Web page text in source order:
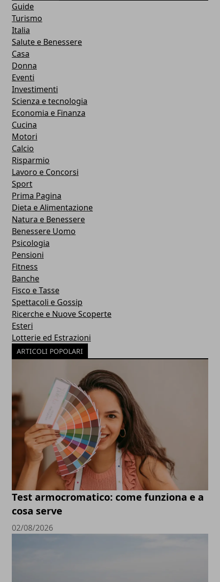
Guide
Turismo
Italia
Salute e Benessere
Casa
Donna
Eventi
Investimenti
Scienza e tecnologia
Economia e Finanza
Cucina
Motori
Calcio
Risparmio
Lavoro e Concorsi
Sport
Prima Pagina
Dieta e Alimentazione
Natura e Benessere
Benessere Uomo
Psicologia
Pensioni
Fitness
Banche
Fisco e Tasse
Spettacoli e Gossip
Ricerche e Nuove Scoperte
Esteri
Lotterie ed Estrazioni
ARTICOLI POPOLARI
Test armocromatico: come funziona e a
cosa serve
02/08/2026